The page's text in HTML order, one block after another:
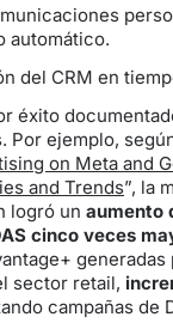
automático.
del CRM en
éxito
Por ejemplo,
on Meta and
and Trends”, la
logró un aumento
cinco veces
generadas
sector retail,
campañas de